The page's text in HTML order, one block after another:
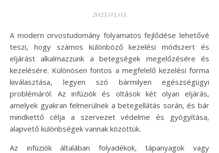
2025.03.03.
A modern orvostudomány folyamatos fejlődése lehetővé
teszi, hogy számos különböző kezelési módszert és
eljárást alkalmazzunk a betegségek megelőzésére és
kezelésére. Különösen fontos a megfelelő kezelési forma
kiválasztása, legyen szó bármilyen egészségügyi
problémáról. Az infúziók és oltások két olyan eljárás,
amelyek gyakran felmerülnek a betegellátás során, és bár
mindkettő célja a szervezet védelme és gyógyítása,
alapvető különbségek vannak közöttük.
Az infúziók általában folyadékok, tápanyagok vagy